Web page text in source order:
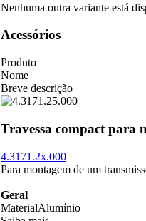
Nenhuma outra variante está
Acessórios
Produto
Nome
Breve descrição
Travessa compact para
4.3171.2x.000
Para montagem de um
Geral
MaterialAlumínio